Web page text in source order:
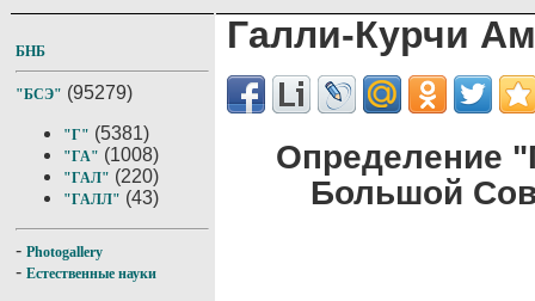
БНБ
"БСЭ" (95279)
"Г" (5381)
"ГА" (1008)
"ГАЛ" (220)
"ГАЛЛ" (43)
- Photogallery
- Естественные науки
Галли-Курчи
Определение
Большой